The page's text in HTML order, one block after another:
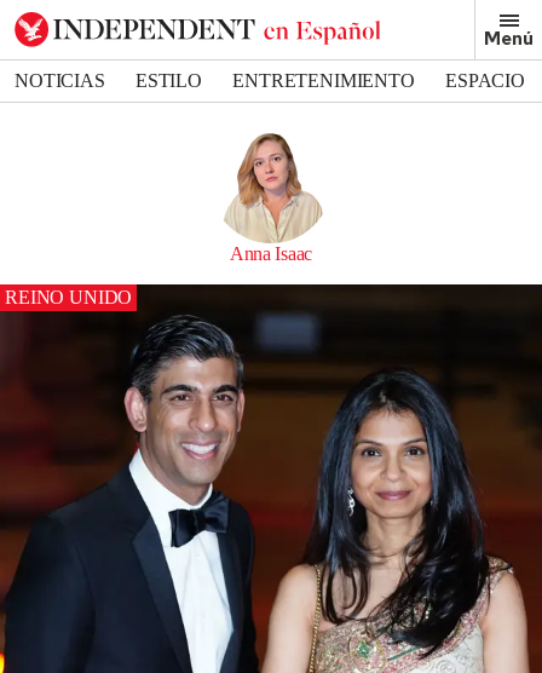
Menú
NOTICIAS ESTILO ENTRETENIMIENTO
ESPACIO
Anna Isaac
REINO UNIDO